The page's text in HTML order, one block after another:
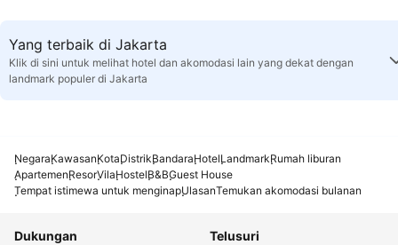
Yang terbaik di Jakarta
Klik di sini untuk melihat hotel dan akomodasi lain yang dekat dengan
landmark populer di Jakarta
NegaraKawasanKotaDistrikBandaraHotelLandmarkRumah liburan
ApartemenResorVilaHostelB&BGuest House
Tempat istimewa untuk menginapUlasanTemukan akomodasi bulanan
Dukungan
Telusuri